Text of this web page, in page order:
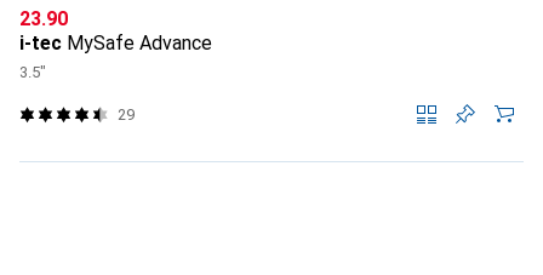
CHF
23.90
i-tec MySafe Advance
3.5"
29